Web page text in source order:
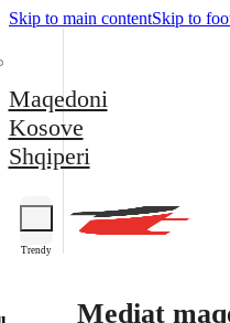
Skip to main contentSkip to
Maqedoni
Kosove
Shqiperi
Trendy
Mediat